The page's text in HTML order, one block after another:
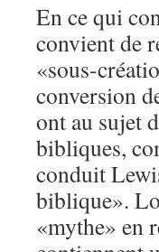
En ce qui
convient de
«sous-
conversion
ont au sujet
bibliques,
conduit
biblique».
«mythe» en